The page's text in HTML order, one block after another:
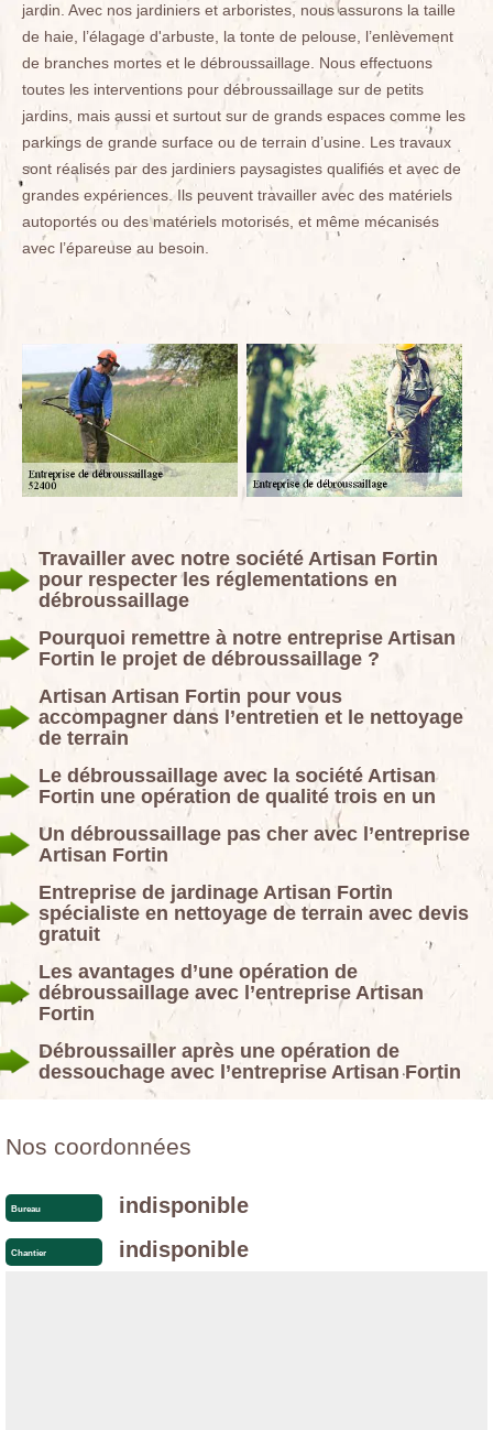
jardin. Avec nos jardiniers et arboristes, nous assurons la taille
de haie, l’élagage d'arbuste, la tonte de pelouse, l’enlèvement
de branches mortes et le débroussaillage. Nous effectuons
toutes les interventions pour débroussaillage sur de petits
jardins, mais aussi et surtout sur de grands espaces comme les
parkings de grande surface ou de terrain d’usine. Les travaux
sont réalisés par des jardiniers paysagistes qualifiés et avec de
grandes expériences. Ils peuvent travailler avec des matériels
autoportés ou des matériels motorisés, et même mécanisés
avec l’épareuse au besoin.
Travailler avec notre société Artisan Fortin
pour respecter les réglementations en
débroussaillage
Pourquoi remettre à notre entreprise Artisan
Fortin le projet de débroussaillage ?
Artisan Artisan Fortin pour vous
accompagner dans l’entretien et le nettoyage
de terrain
Le débroussaillage avec la société Artisan
Fortin une opération de qualité trois en un
Un débroussaillage pas cher avec l’entreprise
Artisan Fortin
Entreprise de jardinage Artisan Fortin
spécialiste en nettoyage de terrain avec devis
gratuit
Les avantages d’une opération de
débroussaillage avec l’entreprise Artisan
Fortin
Débroussailler après une opération de
dessouchage avec l’entreprise Artisan Fortin
Nos coordonnées
Bureau indisponible
Chantier indisponible